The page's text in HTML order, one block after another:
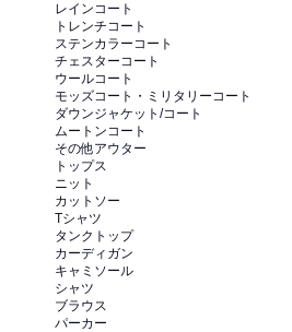
レインコート
トレンチコート
ステンカラーコート
チェスターコート
ウールコート
モッズコート・ミリタリーコート
ダウンジャケット/コート
ムートンコート
その他アウター
トップス
ニット
カットソー
Tシャツ
タンクトップ
カーディガン
キャミソール
シャツ
ブラウス
パーカー